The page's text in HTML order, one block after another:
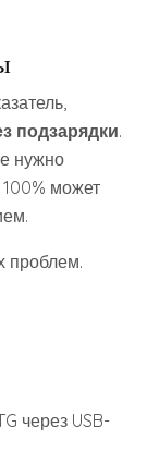
подзарядки.
нужно
100% может
проблем.
через USB-